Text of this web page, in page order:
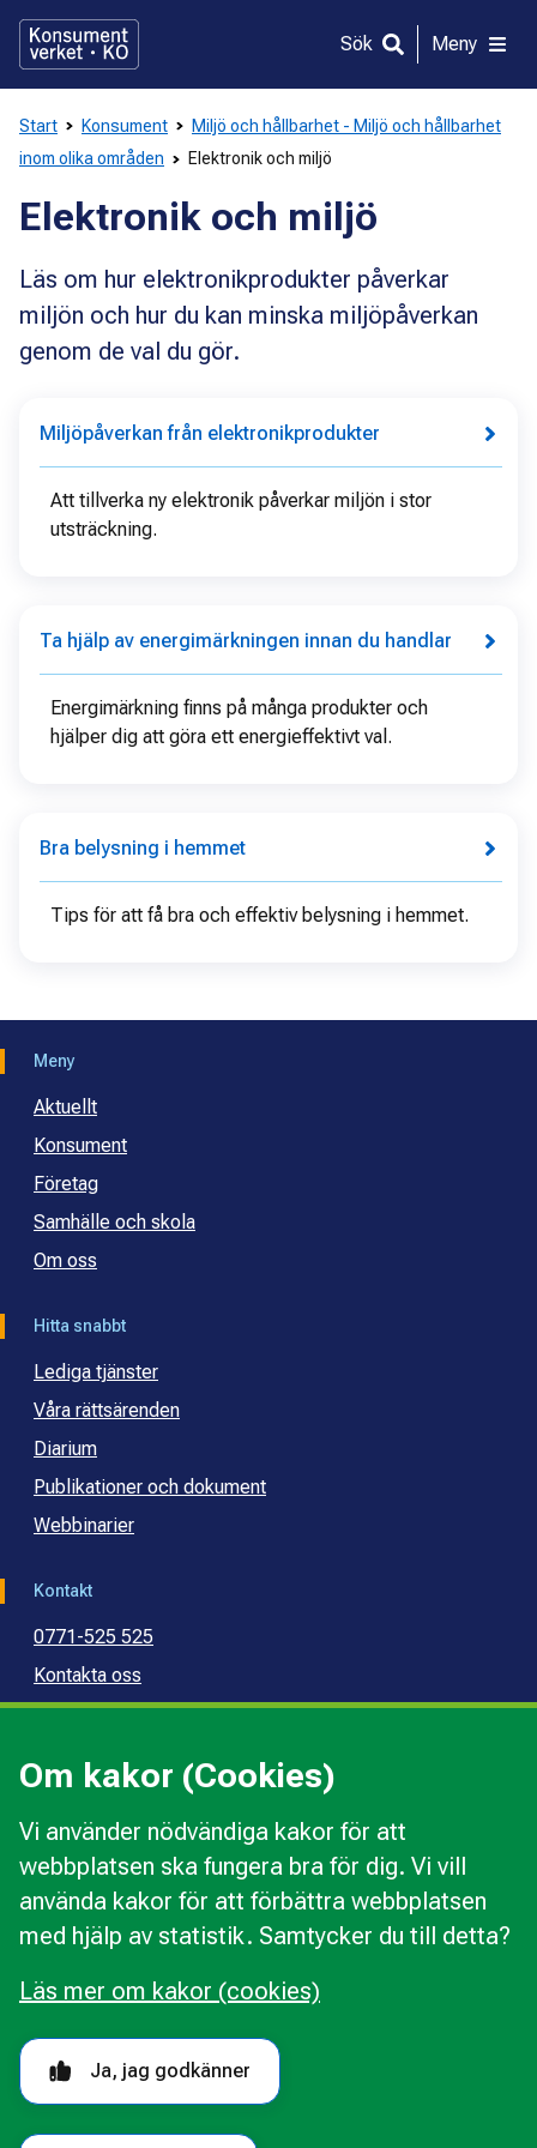
Om kakor (Cookies)
Vi använder nödvändiga kakor för att
webbplatsen ska fungera bra för dig. Vi vill
använda kakor för att förbättra webbplatsen
med hjälp av statistik. Samtycker du till detta?
Ja, jag godkänner
Läs mer om kakor (cookies)
direkt
innehållet
Sök Meny
Start Konsument
Miljö och hållbarhet - Miljö och hållbarhet
inom olika områden
Elektronik och miljö
Elektronik och miljö
Läs om hur elektronikprodukter påverkar
miljön och hur du kan minska miljöpåverkan
genom de val du gör.
Miljöpåverkan från elektronikprodukter
Att tillverka ny elektronik påverkar miljön i stor
utsträckning.
Ta hjälp av energimärkningen innan du handlar
Energimärkning finns på många produkter och
hjälper dig att göra ett energieffektivt val.
Bra belysning i hemmet
Tips för att få bra och effektiv belysning i hemmet.
Meny
Aktuellt
Konsument
Företag
Samhälle och skola
Om oss
Hitta snabbt
Lediga tjänster
Våra rättsärenden
Diarium
Publikationer och dokument
Webbinarier
Kontakt
0771-525 525
Kontakta oss
Press
Kommunal budget- och skuldrådgivning
Om webbplatsen
Behandling av personuppgifter